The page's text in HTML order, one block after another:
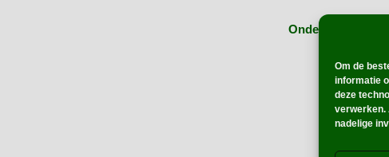
Om de
informatie
deze
verwerken.
nadelige
Ondersteund